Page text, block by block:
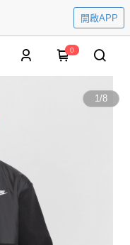
開啟APP
0
1/8